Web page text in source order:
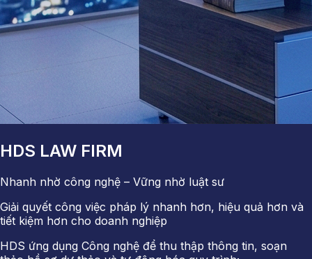
HDS LAW FIRM
Nhanh nhờ công nghệ – Vững nhờ luật sư
Giải quyết công việc pháp lý nhanh hơn, hiệu quả hơn và
tiết kiệm hơn cho doanh nghiệp
HDS ứng dụng Công nghệ để thu thập thông tin, soạn